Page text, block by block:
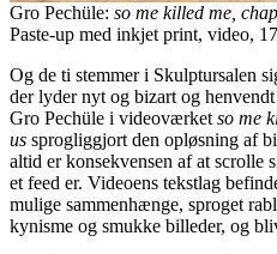
Gro Pechüle: so me killed me,
Paste-up med inkjet print, video,
Og de ti stemmer i Skulptursalen
der lyder nyt og bizart og
Gro Pechüle i videoværket so me
us sprogliggjort den opløsning af
altid er konsekvensen af at scrolle
et feed er. Videoens tekstlag
mulige sammenhænge, sproget
kynisme og smukke billeder, og